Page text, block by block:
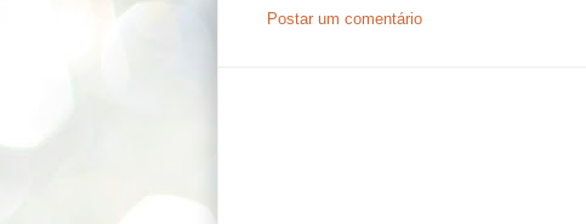
Postar um comentário